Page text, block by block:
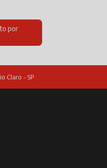
por
Claro - SP